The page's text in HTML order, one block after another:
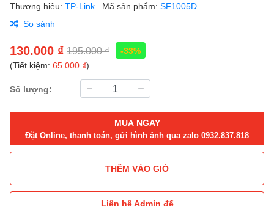
Thương hiệu: TP-Link Mã sản phẩm: SF1005D
So sánh
130.000 ₫ 195.000 ₫
-33%
(Tiết kiệm: 65.000 ₫)
Số lượng:
MUA NGAY
Đặt Online, thanh toán, gửi hình ảnh qua zalo 0932.837.818
THÊM VÀO GIỎ
Liên hệ Admin để